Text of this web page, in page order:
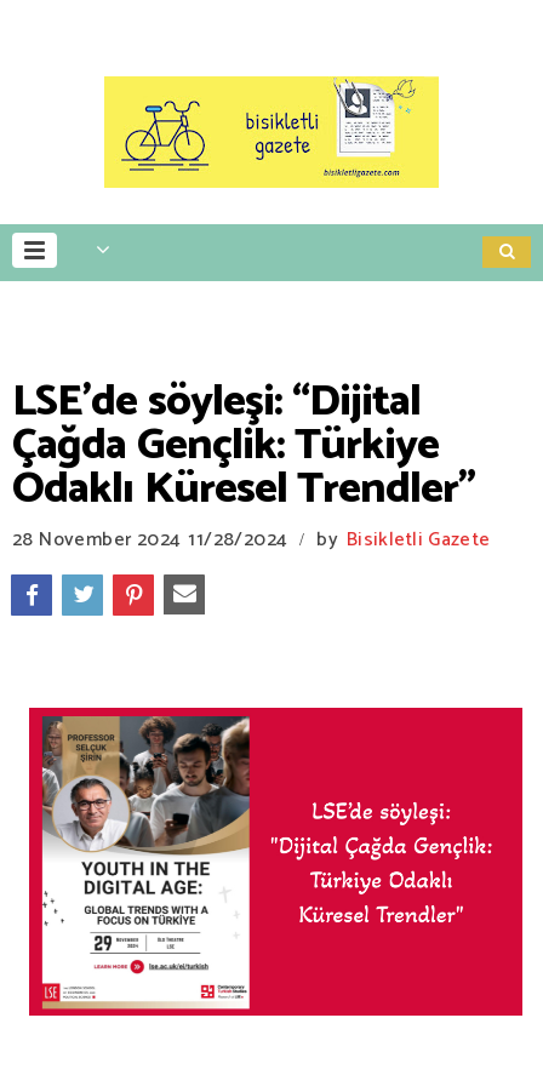
LSE’de söyleşi: “Dijital
Çağda Gençlik: Türkiye
Odaklı Küresel Trendler"
28 November 2024 11/28/2024 / by Bisikletli Gazete